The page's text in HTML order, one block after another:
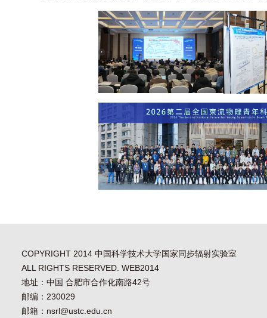
COPYRIGHT 2014 中国科学技术大学国家同步辐射实验室
ALL RIGHTS RESERVED. WEB2014
地址：中国 合肥市合作化南路42号
邮编：230029
邮箱：nsrl@ustc.edu.cn